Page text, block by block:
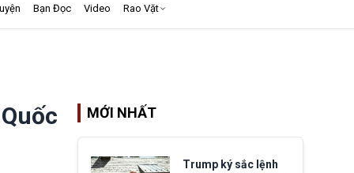
Bạn Đọc Video Rao Vặt
MỚI NHẤT
Trump ký sắc lệnh